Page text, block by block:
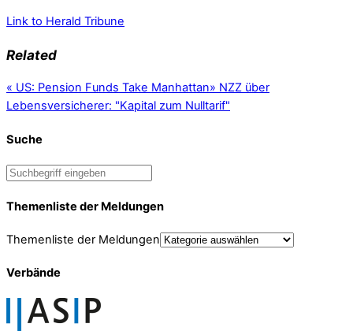
Link to Herald Tribune
Related
« US: Pension Funds Take Manhattan» NZZ über
Lebensversicherer: "Kapital zum Nulltarif"
Suche
Themenliste der Meldungen
Themenliste der Meldungen
Verbände